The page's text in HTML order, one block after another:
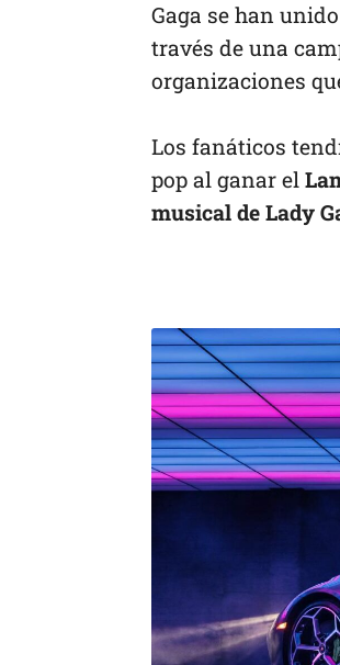
Gaga se han
través de una
organizaciones
Los fanáticos
pop al ganar el
musical de Lady